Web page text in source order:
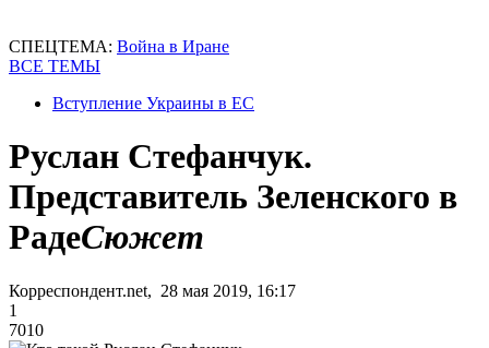
СПЕЦТЕМА: Война в Иране
ВСЕ ТЕМЫ
Вступление Украины в ЕС
Руслан Стефанчук.
Представитель Зеленского в
РадеСюжет
Корреспондент.net, 28 мая 2019, 16:17
1
7010